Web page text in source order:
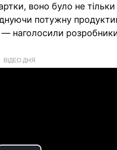
воно було не
потужну
наголосили
ВІДЕО ДНЯ